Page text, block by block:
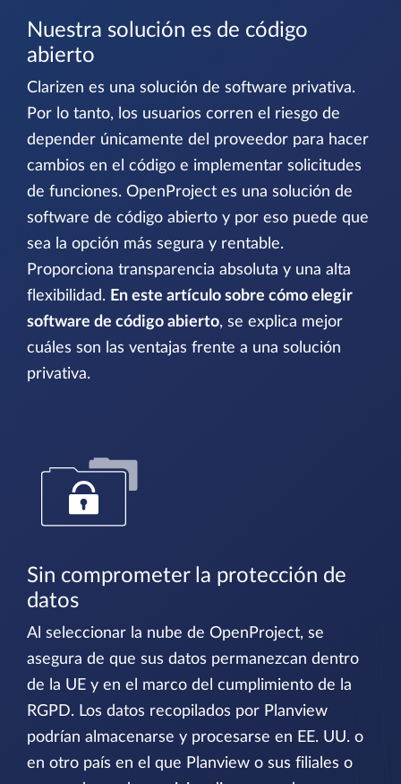
Nuestra solución es de código
abierto
Clarizen es una solución de software privativa.
Por lo tanto, los usuarios corren el riesgo de
depender únicamente del proveedor para hacer
cambios en el código e implementar solicitudes
de funciones. OpenProject es una solución de
software de código abierto y por eso puede que
sea la opción más segura y rentable.
Proporciona transparencia absoluta y una alta
flexibilidad. En este artículo sobre cómo elegir
software de código abierto, se explica mejor
cuáles son las ventajas frente a una solución
privativa.
Sin comprometer la protección de
datos
Al seleccionar la nube de OpenProject, se
asegura de que sus datos permanezcan dentro
de la UE y en el marco del cumplimiento de la
RGPD. Los datos recopilados por Planview
podrían almacenarse y procesarse en EE. UU. o
en otro país en el que Planview o sus filiales o